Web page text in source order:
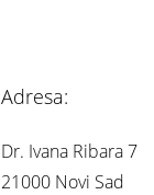
Adresa:
Dr. Ivana Ribara 7
21000 Novi Sad